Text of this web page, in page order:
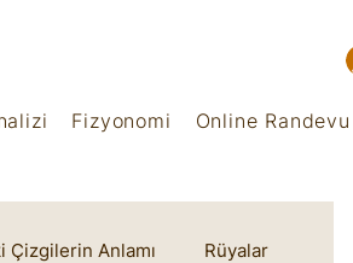
Fizyonomi Online Randevu
Çizgilerin Anlamı Rüyalar